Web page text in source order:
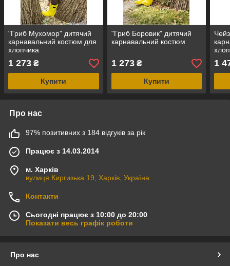
"Гриб Мухомор" дитячий
карнавальний костюм для
хлопчика
1 273 ₴
Купити
"Гриб Боровик" дитячий
карнавальний костюм
1 273₴
Купити
1
Про нас
97% позитивних з 184 відгуків за рік
Працює з 14.03.2014
м. Харків
вулиця Киргизька 19, Харків, Україна
Контакти
Сьогодні працює з 10:00 до 20:00
Показати весь графік роботи
Про нас